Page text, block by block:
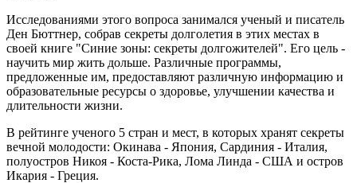
Исследованиями этого вопроса занимался ученый и писатель
Ден Бюттнер, собрав секреты долголетия в этих местах в
своей книге "Синие зоны: секреты долгожителей". Его цель -
научить мир жить дольше. Различные программы,
предложенные им, предоставляют различную информацию и
образовательные ресурсы о здоровье, улучшении качества и
длительности жизни.
В рейтинге ученого 5 стран и мест, в которых хранят секреты
вечной молодости: Окинава - Япония, Сардиния - Италия,
полуостров Никоя - Коста-Рика, Лома Линда - США и остров
Икария - Греция.